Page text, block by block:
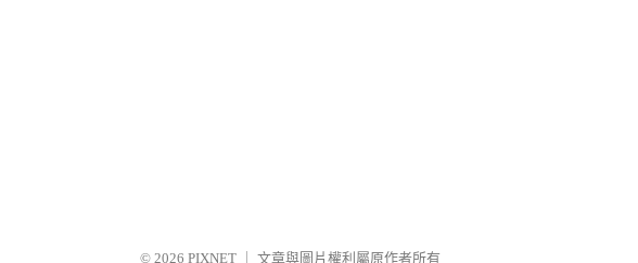
© 2026 PIXNET 文章與圖片權利屬原作者所有